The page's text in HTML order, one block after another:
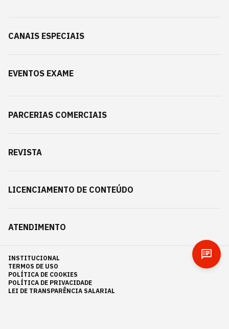
CANAIS ESPECIAIS
EVENTOS EXAME
PARCERIAS COMERCIAIS
REVISTA
LICENCIAMENTO DE CONTEÚDO
ATENDIMENTO
INSTITUCIONAL
TERMOS DE USO
POLÍTICA DE COOKIES
POLÍTICA DE PRIVACIDADE
LEI DE TRANSPARÊNCIA SALARIAL